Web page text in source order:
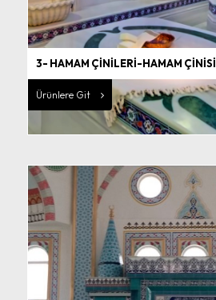
3- HAMAM ÇİNİLERİ-HAMAM ÇİNİSİ
Ürünlere Git